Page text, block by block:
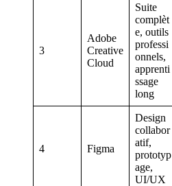
3
Adobe
Creative
Cloud
Suite
complèt
e, outils
professi
onnels,
apprenti
ssage
long
4 Figma
Design
collabor
atif,
prototyp
age,
UI/UX